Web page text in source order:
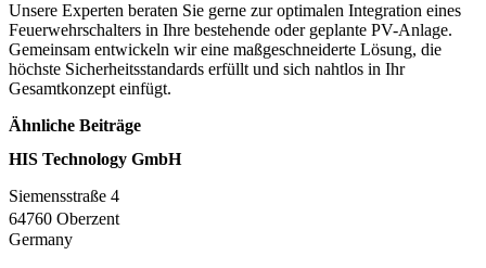
Unsere Experten beraten Sie gerne zur optimalen Integration eines
Feuerwehrschalters in Ihre bestehende oder geplante PV-Anlage.
Gemeinsam entwickeln wir eine maßgeschneiderte Lösung, die
höchste Sicherheitsstandards erfüllt und sich nahtlos in Ihr
Gesamtkonzept einfügt.
Ähnliche Beiträge
HIS Technology GmbH
Siemensstraße 4
64760 Oberzent
Germany